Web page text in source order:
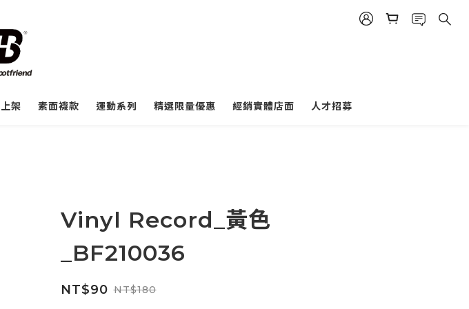
架 素面襪款 運動系列 精選限量優惠 經銷實體店面 人才招募
Vinyl Record_黃色
_BF210036
NT$90 NT$180